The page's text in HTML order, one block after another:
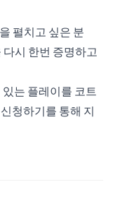
펼치고 싶은 분
시 한번 증명하고
는 플레이를 코트
청하기를 통해 지